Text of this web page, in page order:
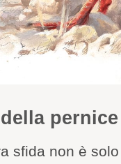
sfida non è